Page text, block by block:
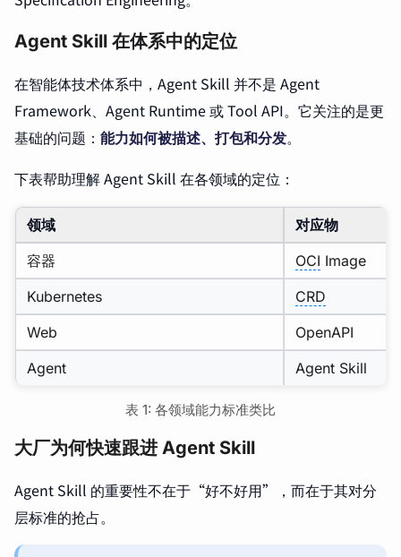
Agent Skill 在体系中的定位
在智能体技术体系中，Agent Skill 并不是 Agent
Framework、Agent Runtime 或 Tool API。它关注的是更
基础的问题： 能力如何被描述、打包和分发。
下表帮助理解 Agent Skill 在各领域的定位：
领域
对应物
容器
OCI Image
Kubernetes
CRD
Web
OpenAPI
Agent
Agent Skill
表 1: 各领域能力标准类比
大厂为何快速跟进 Agent Skill
Agent Skill 的重要性不在于“好不好用”，而在于其对分
层标准的抢占。